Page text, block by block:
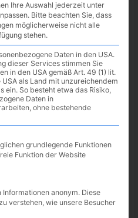
gestartet. Bis zum
ein Spiel im Auge und kann es
Ihre Auswahl jederzeit unter
Bitte beachten Sie, dass
möglicherweise nicht alle
stehen.
Daten in den USA.
dieser Services stimmen Sie
in den USA gemäß Art. 49 (1) lit.
USA als Land mit unzureichendem
ein. So besteht etwa das Risiko,
Daten in
ohne bestehende
Gruppen, für die eine
grundlegende Funktionen
Funktion der Website
anonym. Diese
verstehen, wie unsere Besucher